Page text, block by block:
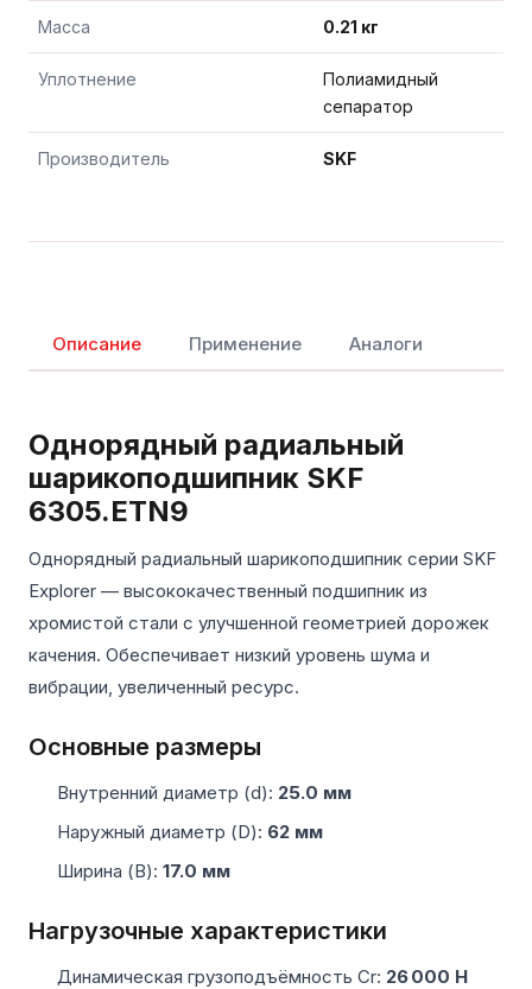
Масса 0.21 кг
Уплотнение
Полиамидный
сепаратор
Производитель SKF
Описание Применение Аналоги
Однорядный радиальный
шарикоподшипник SKF
6305.ETN9
Однорядный радиальный шарикоподшипник серии SKF
Explorer — высококачественный подшипник из
хромистой стали с улучшенной геометрией дорожек
качения. Обеспечивает низкий уровень шума и
вибрации, увеличенный ресурс.
Основные размеры
Внутренний диаметр (d): 25.0 мм
Наружный диаметр (D): 62 мм
Ширина (B): 17.0 мм
Нагрузочные характеристики
Динамическая грузоподъёмность Cr: 26 000 Н